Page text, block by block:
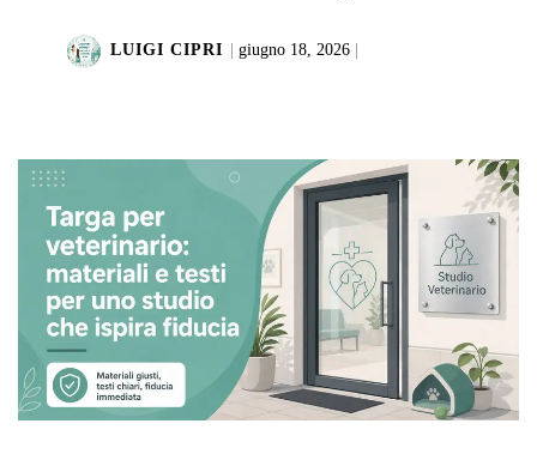
LUIGI CIPRI giugno 18, 2026